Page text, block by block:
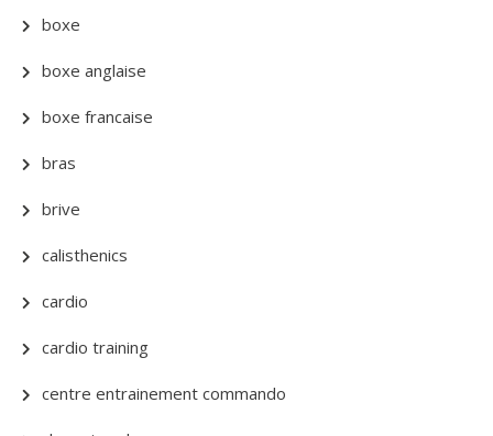
boxe
boxe anglaise
boxe francaise
bras
brive
calisthenics
cardio
cardio training
centre entrainement commando